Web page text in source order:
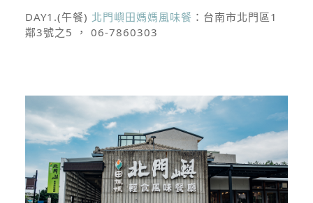
DAY1.(午餐) 北門嶼田媽媽風味餐 ：台南市北門區1
鄰3號之5 ， 06-7860303